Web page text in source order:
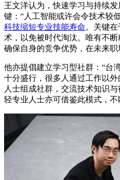
王文洋认为，快速学习与持续
键：“人工智能或许会令技术较
科技缩短专业技能寿命。关键
术，以免被时代淘汰。唯有不
确保自身的竞争优势，在未来
他亦提倡建立学习型社群：“台
十分盛行，很多人通过工作以
人士组成社群，交流技术知识
轻专业人士亦可借鉴此模式，不